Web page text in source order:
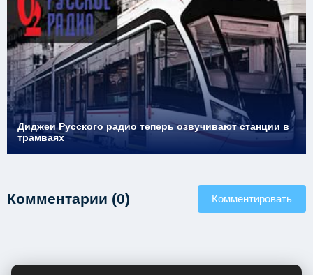
Диджеи Русского радио теперь озвучивают станции в
трамваях
Комментарии (0) Комментировать